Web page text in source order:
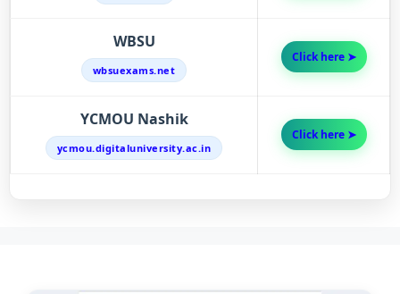
WBSU
wbsuexams.net
Click here ➤
YCMOU Nashik
ycmou.digitaluniversity.ac.in
Click here ➤